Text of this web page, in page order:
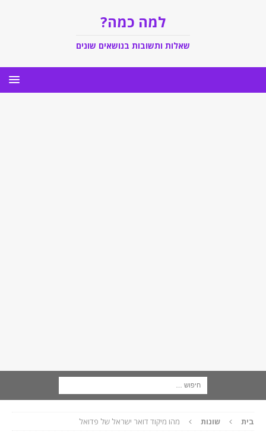
למה כמה?
שאלות ותשובות בנושאים שונים
בית שונות מהו מיקוד דואר ישראל של פדואל